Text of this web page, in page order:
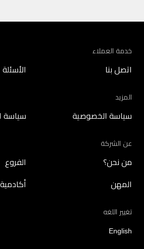
خدمة العملاء
اتصل بنا
المزيد
سياسة الخصوصية سياسة
عن الشركة
من نحن؟ الفروع
المهن أكادمية
تغيير اللغه
English